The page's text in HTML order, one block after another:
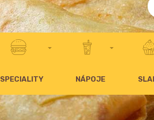
SPECIALITY NÁPOJE